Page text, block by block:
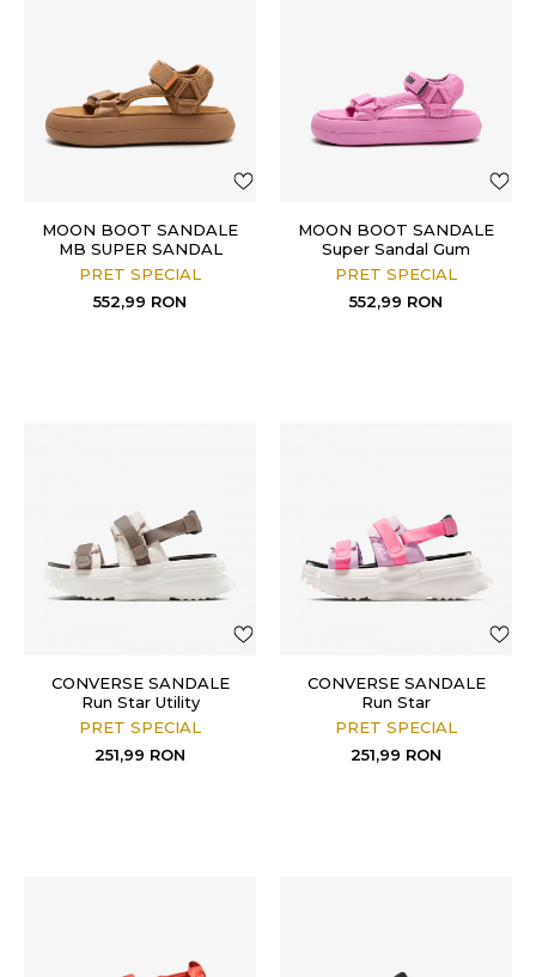
MOON BOOT SANDALE
MB SUPER SANDAL
PRET SPECIAL
552,99 RON
MOON BOOT SANDALE
Super Sandal Gum
PRET SPECIAL
552,99 RON
CONVERSE SANDALE
Run Star Utility
PRET SPECIAL
251,99 RON
CONVERSE SANDALE
Run Star
PRET SPECIAL
251,99 RON